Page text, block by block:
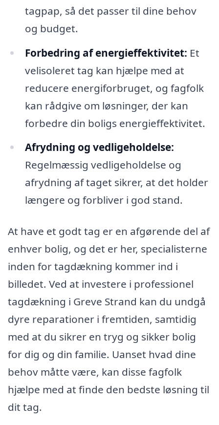
tagpap, så det passer til dine behov
og budget.
Forbedring af energieffektivitet: Et
velisoleret tag kan hjælpe med at
reducere energiforbruget, og fagfolk
kan rådgive om løsninger, der kan
forbedre din boligs energieffektivitet.
Afrydning og vedligeholdelse:
Regelmæssig vedligeholdelse og
afrydning af taget sikrer, at det holder
længere og forbliver i god stand.
At have et godt tag er en afgørende del af
enhver bolig, og det er her, specialisterne
inden for tagdækning kommer ind i
billedet. Ved at investere i professionel
tagdækning i Greve Strand kan du undgå
dyre reparationer i fremtiden, samtidig
med at du sikrer en tryg og sikker bolig
for dig og din familie. Uanset hvad dine
behov måtte være, kan disse fagfolk
hjælpe med at finde den bedste løsning til
dit tag.